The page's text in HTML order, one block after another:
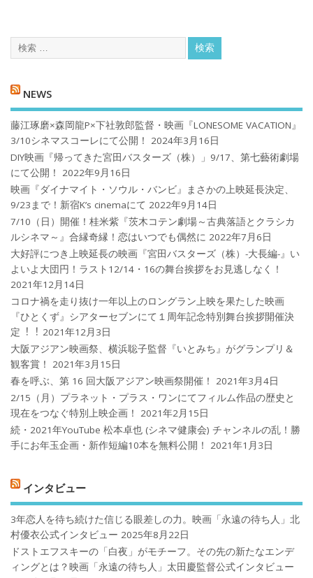
NEWS
藤江琢磨×森岡龍P×下社敦郎監督・映画『LONESOME VACATION』
3/10シネマスコーレにて公開！
2024年3月16日
DIY映画『帰ってきた宮田バスターズ（株）」9/17、第七藝術劇場
にて公開！
2022年9月16日
映画『ダイナマイト・ソウル・バンビ』まさかの上映延長決定、
9/23まで！新宿K’s cinemaにて 2022年9月14日
7/10（日）開催！桂米紫『茨木コテン劇場～古典落語とクラシカ
ルシネマ～』合縁奇縁！恋はいつでも偶然に 2022年7月6日
大好評につき上映延長の映画『宮田バスターズ（株）-大長編-』い
よいよ大団円！ラスト12/14・16の舞台挨拶をお見逃しなく！
2021年12月14日
コロナ禍を⾛り抜け⼀年以上のロングラン上映を果たした映画
『ひとくず』シアターセブンにて１周年記念特別舞台挨拶開催決
定︕︕ 2021年12月3日
大阪アジアン映画祭、横浜聡子監督『いとみち』がグランプリ＆
観客賞！
2021年3月15日
春を呼ぶ、第 16 回大阪アジアン映画祭開催！
2021年3月4日
2/15（月）プラネット・プラス・ワンにてフィルム作品の歴史と
現在をつなぐ特別上映企画！
2021年2月15日
続・2021年YouTube 松本卓也 (シネマ健康会) チャンネルの乱！勝
手にお年玉企画・新作短編10本を無料公開！
2021年1月3日
インタビュー
3年恋人を待ち続けた信じる眼差しの力。映画「永遠の待ち人」北
村優衣公式インタビュー 2025年8月22日
ドストエフスキーの「白夜」がモチーフ。その先の新たなエンデ
ィングとは？映画「永遠の待ち人」太田慶監督公式インタビュー